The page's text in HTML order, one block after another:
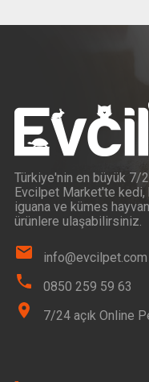
Türkiye'nin en büyük 7/
Evcilpet Market'te kedi,
iguana ve kümes
ürünlere ulaşabilirsiniz.
info@evcilpet.com
0850 259 59 63
7/24 açık Online